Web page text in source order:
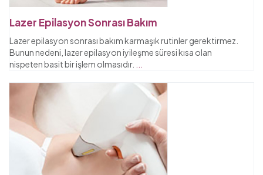
Lazer Epilasyon Sonrası Bakım
Lazer epilasyon sonrası bakım karmaşık rutinler gerektirmez.
Bunun nedeni, lazer epilasyon iyileşme süresi kısa olan
nispeten basit bir işlem olmasıdır.